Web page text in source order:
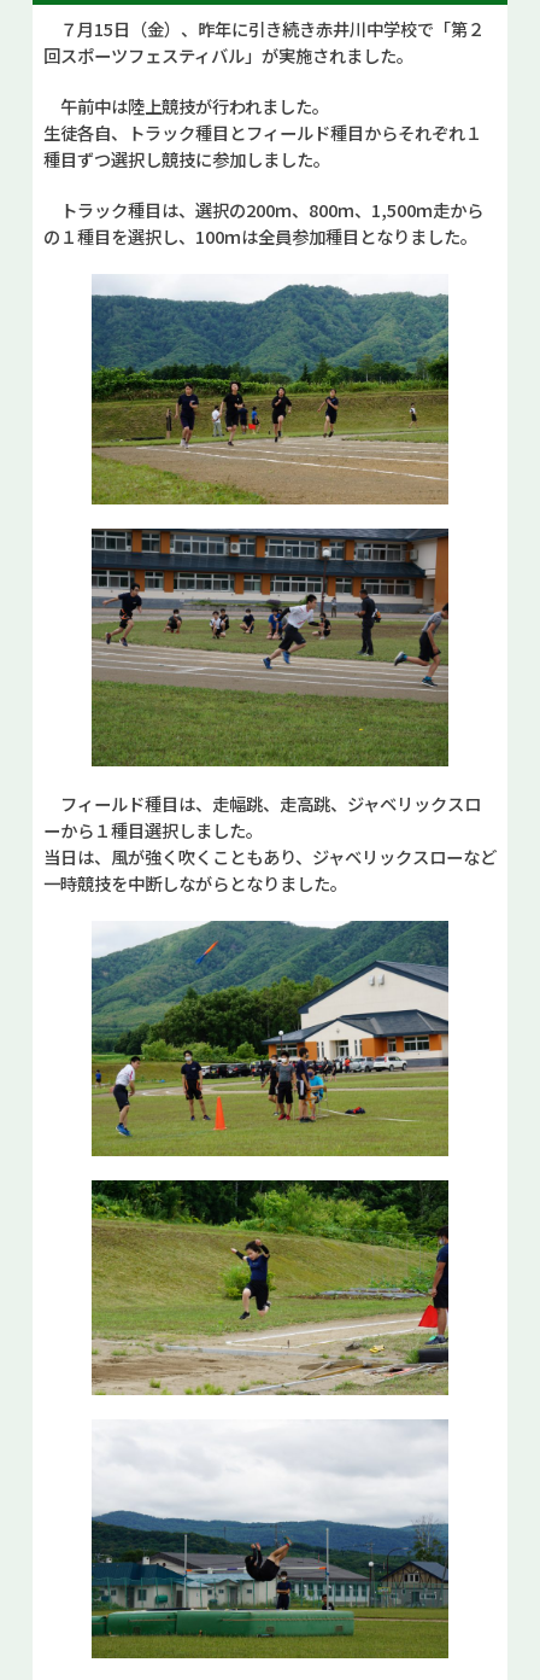
７月15日（金）、昨年に引き続き赤井川中学校で「第２
回スポーツフェスティバル」が実施されました。
午前中は陸上競技が行われました。
生徒各自、トラック種目とフィールド種目からそれぞれ１
種目ずつ選択し競技に参加しました。
トラック種目は、選択の200ｍ、800ｍ、1,500ｍ走から
の１種目を選択し、100ｍは全員参加種目となりました。
フィールド種目は、走幅跳、走高跳、ジャベリックスロ
ーから１種目選択しました。
当日は、風が強く吹くこともあり、ジャベリックスローなど
一時競技を中断しながらとなりました。